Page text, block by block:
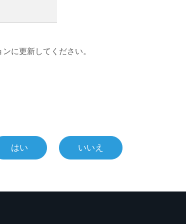
に更新してください。
はい いいえ